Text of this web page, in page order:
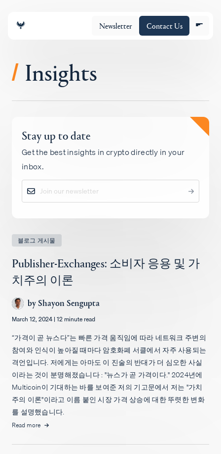
Newsletter Contact Us
조직
포트폴리오
Insights
Policy
채용
/ Insights
블로그 게시물
Publisher-Exchanges: 소비자 응용 및 가
치주의 이론
byShayon Sengupta
March 12, 2024 | 12 minute read
“가격이 곧 뉴스다”는 빠른 가격 움직임에 따라 네트워크 주변의
참여와 인식이 높아질 때마다 암호화폐 서클에서 자주 사용되는
격언입니다. 저에게는 아마도 이 진술의 반대가 더 심오한 사실
이라는 것이 분명해졌습니다 : "뉴스가 곧 가격이다." 2024년에
Multicoin이 기대하는 바를 보여준 저의 기고문에서 저는 "가치
주의 이론"이라고 이름 붙인 시장 가격 상승에 대한 뚜렷한 변화
를 설명했습니다.
Read more
Stay up to date
Get the best insights in crypto directly in your
inbox.